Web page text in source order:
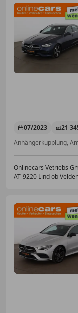
07/2023 21
Onlinecars Vetriebs
AT-9220 Lind ob Velden